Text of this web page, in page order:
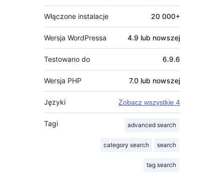
Włączone instalacje 20 000+
Wersja WordPressa 4.9 lub nowszej
Testowano do 6.9.6
Wersja PHP 7.0 lub nowszej
Języki Zobacz wszystkie 4
Tagi advanced search
category search search
tag search